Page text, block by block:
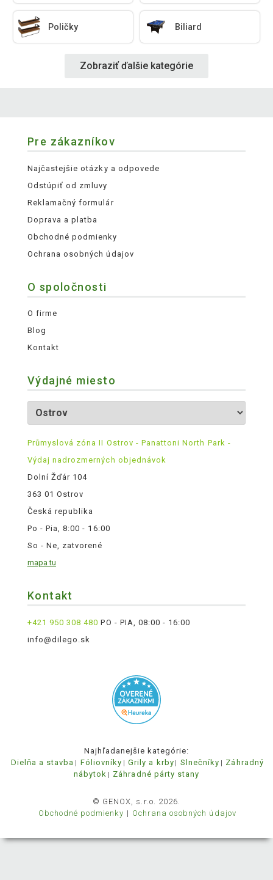
Poličky Biliard
Zobraziť ďalšie kategórie
Pre zákazníkov
Najčastejšie otázky a odpovede
Odstúpiť od zmluvy
Reklamačný formulár
Doprava a platba
Obchodné podmienky
Ochrana osobných údajov
O spoločnosti
O firme
Blog
Kontakt
Výdajné miesto
Průmyslová zóna II Ostrov - Panattoni North Park -
Výdaj nadrozmerných objednávok
Dolní Žďár 104
363 01 Ostrov
Česká republika
Po - Pia, 8:00 - 16:00
So - Ne, zatvorené
mapa tu
Kontakt
+421 950 308 480 PO - PIA, 08:00 - 16:00
info@dilego.sk
Najhľadanejšie kategórie:
Dielňa a stavba
Fóliovníky Grily a krby Slnečníky
Záhradný
nábytok
Záhradné párty stany
© GENOX, s.r.o. 2026.
Obchodné podmienky
Ochrana osobných údajov